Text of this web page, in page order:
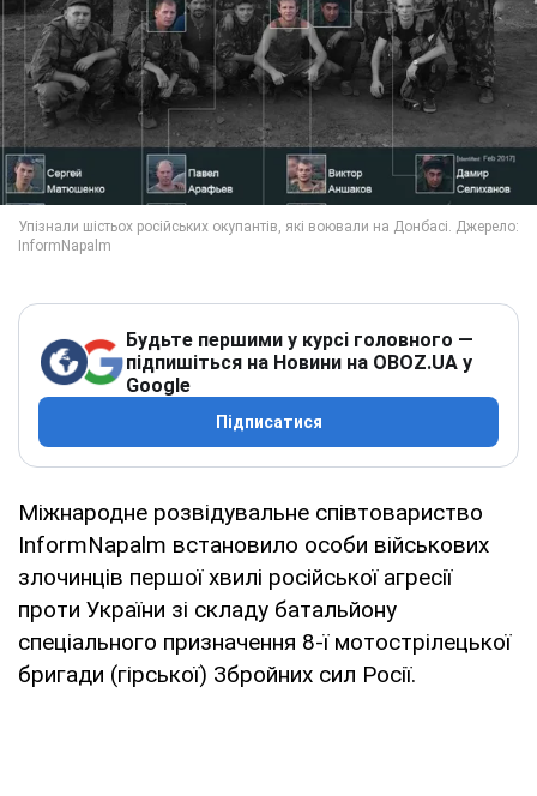
Будьте першими у курсі головного —
підпишіться на Новини на OBOZ.UA у
Google
Підписатися
Міжнародне розвідувальне співтовариство
InformNapalm встановило особи військових
злочинців першої хвилі російської агресії
проти України зі складу батальйону
спеціального призначення 8-ї мотострілецької
бригади (гірської) Збройних сил Росії.